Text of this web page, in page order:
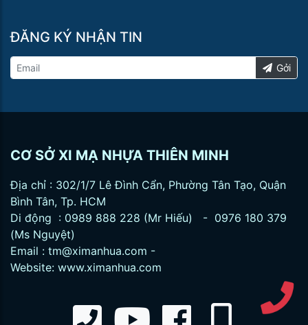
ĐĂNG KÝ NHẬN TIN
Gởi
CƠ SỞ XI MẠ NHỰA THIÊN MINH
Địa chỉ : 302/1/7 Lê Đình Cẩn, Phường Tân Tạo, Quận
Bình Tân, Tp. HCM
Di động : 0989 888 228 (Mr Hiếu) - 0976 180 379
(Ms Nguyệt)
Email : tm@ximanhua.com -
Website: www.ximanhua.com